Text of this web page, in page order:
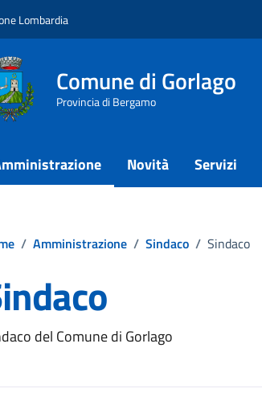
Lombardia
Comune di Gorlago
Provincia di Bergamo
Novità Servizi
/ Amministrazione / Sindaco / Sindaco
del Comune di Gorlago